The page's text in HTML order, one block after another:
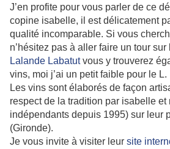
J’en profite pour vous parler de ce
copine isabelle, il est délicatement
qualité incomparable. Si vous
n’hésitez pas à aller faire un tour sur
Lalande Labatutvous y trouverez
vins, moi j’ai un petit faible pour le L.
Les vins sont élaborés de façon
respect de la tradition par isabelle et
indépendants depuis 1995) sur leur
(Gironde).
Je vous invite à visiter leur site